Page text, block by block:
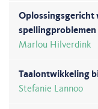
Oplossingsgericht
spellingproblemen
Marlou Hilverdink
Taalontwikkeling
Stefanie Lannoo